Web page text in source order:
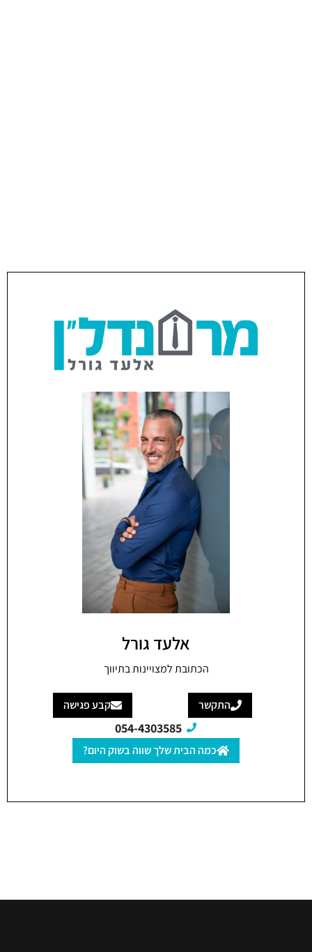
אלעד גורל
הכתובת למצויינות בתיווך
התקשר קבע פגישה
054-4303585
כמה הבית שלך שווה בשוק היום?